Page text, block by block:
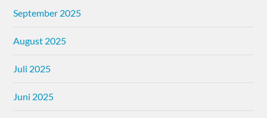
September 2025
August 2025
Juli 2025
Juni 2025